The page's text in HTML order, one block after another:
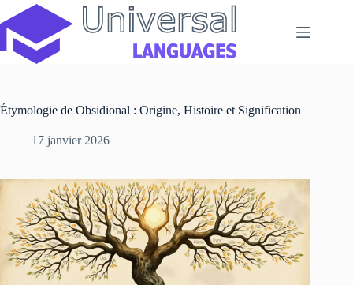
Passer
au
contenu
Étymologie de Obsidional : Origine, Histoire et Signification
17 janvier 2026